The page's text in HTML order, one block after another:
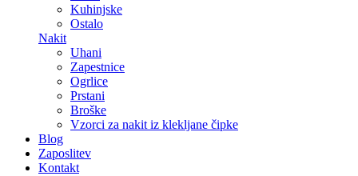
Kuhinjske
Ostalo
Nakit
Uhani
Zapestnice
Ogrlice
Prstani
Broške
Vzorci za nakit iz klekljane čipke
Blog
Zaposlitev
Kontakt